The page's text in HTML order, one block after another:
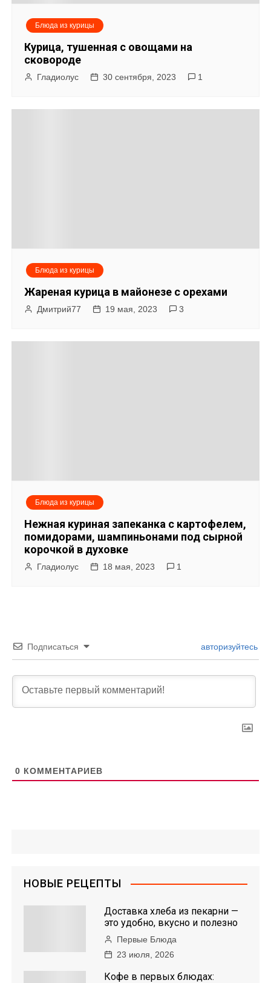
Блюда из курицы
Курица, тушенная с овощами на
сковороде
Гладиолус 30 сентября, 2023 1
Блюда из курицы
Жареная курица в майонезе с орехами
Дмитрий77 19 мая, 2023 3
Блюда из курицы
Нежная куриная запеканка с картофелем,
помидорами, шампиньонами под сырной
корочкой в духовке
Гладиолус 18 мая, 2023 1
Подписаться авторизуйтесь
0 КОММЕНТАРИЕВ
НОВЫЕ РЕЦЕПТЫ
Доставка хлеба из пекарни —
это удобно, вкусно и полезно
Первые Блюда
23 июля, 2026
Кофе в первых блюдах: